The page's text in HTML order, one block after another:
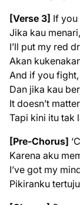
[Verse 3] If you
Jika kau
I’ll put my red
Akan
And if you fight,
Dan jika kau
It doesn’t
Tapi kini itu tak
[Pre-Chorus]
Karena aku
I’ve got my
Pikiranku